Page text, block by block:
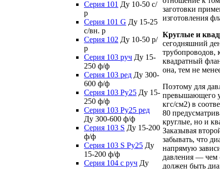
Серия 101 Ду 10-50 с/
р
Серия 101 G Ду 15-25
с/вн. р
Серия 102 Ду 10-50 р/
р
Серия 103 руч Ду 15-
250 ф/ф
Серия 103 ред Ду 300-
600 ф/ф
Серия 103 Ру25 Ду 15-
250 ф/ф
Серия 103 Ру25 ред
Ду 300-600 ф/ф
Серия 103 S Ду 15-200
ф/ф
Серия 103 S Ру25 Ду
15-200 ф/ф
Серия 104 с руч Ду
заготовки
изготовления
Круглые и
сегодняшний
трубопроводов,
квадратный
она, тем не
Поэтому для
превышающего
кгс/см2) в
80
круглые, но и
Заказывая
забывать, что
напрямую
давления —
должен быть